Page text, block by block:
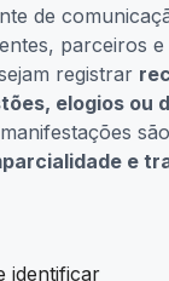
de
parceiros
registrar
elogios ou
e
identificar